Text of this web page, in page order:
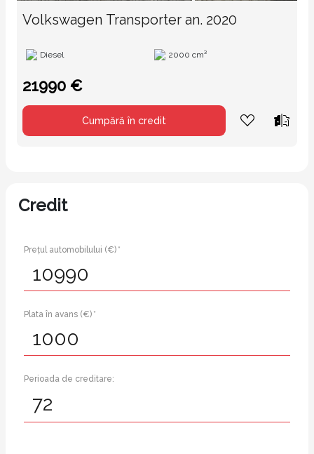
Volkswagen Transporter an. 2020
Diesel 2000 cm³
21990 €
Cumpără în credit
Credit
Prețul automobilului (€) *
Plata în avans (€) *
Perioada de creditare: